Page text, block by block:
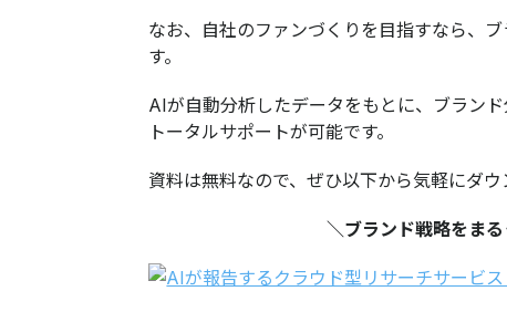
なお、自社のファンづくりを目指すなら、
す。
AIが自動分析したデータをもとに、ブラン
トータルサポートが可能です。
資料は無料なので、ぜひ以下から気軽にダウ
＼ブランド戦略をま